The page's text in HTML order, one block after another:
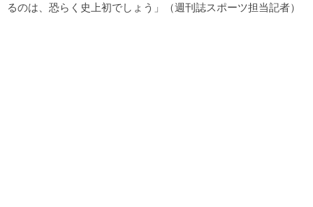
るのは、恐らく史上初でしょう」（週刊誌スポーツ担当記者）